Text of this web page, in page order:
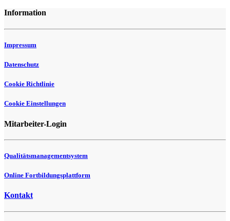
Information
Impressum
Datenschutz
Cookie Richtlinie
Cookie Einstellungen
Mitarbeiter-Login
Qualitätsmanagementsystem
Online Fortbildungsplattform
Kontakt